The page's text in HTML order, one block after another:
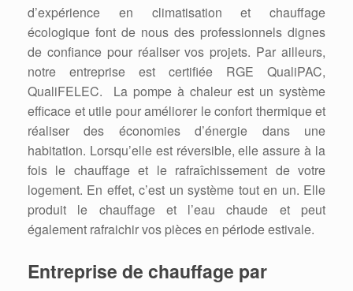
d’expérience en climatisation et chauffage
écologique font de nous des professionnels dignes
de confiance pour réaliser vos projets. Par ailleurs,
notre entreprise est certifiée RGE QualiPAC,
QualiFELEC. La pompe à chaleur est un système
efficace et utile pour améliorer le confort thermique et
réaliser des économies d’énergie dans une
habitation. Lorsqu’elle est réversible, elle assure à la
fois le chauffage et le rafraîchissement de votre
logement. En effet, c’est un système tout en un. Elle
produit le chauffage et l’eau chaude et peut
également rafraichir vos pièces en période estivale.
Entreprise de chauffage par